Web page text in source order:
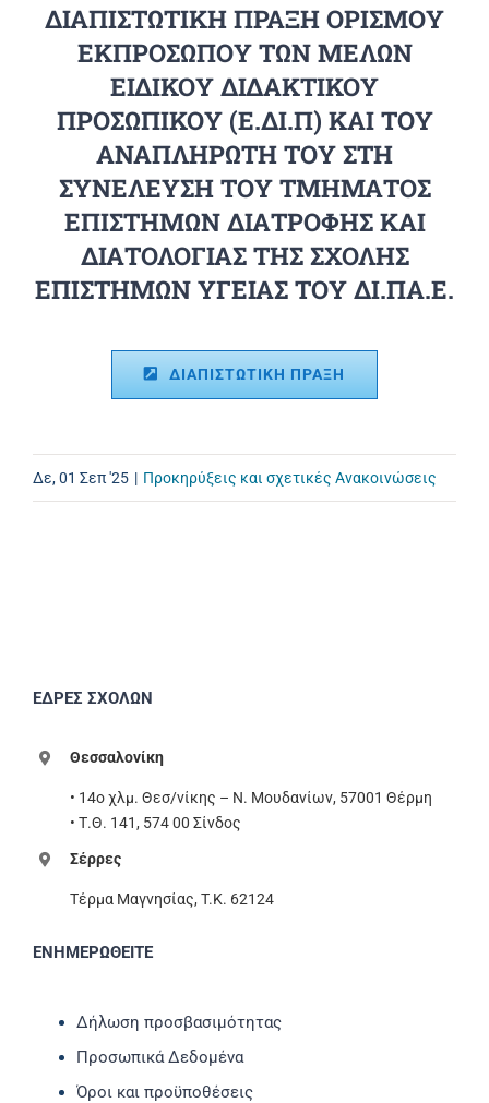
ΔΙΑΠΙΣΤΩΤΙΚΗ ΠΡΑΞΗ ΟΡΙΣΜΟΥ
ΕΚΠΡΟΣΩΠΟΥ ΤΩΝ ΜΕΛΩΝ
ΕΙΔΙΚΟΥ ΔΙΔΑΚΤΙΚΟΥ
ΠΡΟΣΩΠΙΚΟΥ (Ε.ΔΙ.Π) ΚΑΙ ΤΟΥ
ΑΝΑΠΛΗΡΩΤΗ ΤΟΥ ΣΤΗ
ΣΥΝΕΛΕΥΣΗ ΤΟΥ ΤΜΗΜΑΤΟΣ
ΕΠΙΣΤΗΜΩΝ ΔΙΑΤΡΟΦΗΣ ΚΑΙ
ΔΙΑΤΟΛΟΓΙΑΣ ΤΗΣ ΣΧΟΛΗΣ
ΕΠΙΣΤΗΜΩΝ ΥΓΕΙΑΣ ΤΟΥ ΔΙ.ΠΑ.Ε.
ΔΙΑΠΙΣΤΩΤΙΚΗ ΠΡΑΞΗ
Δε, 01 Σεπ '25 | Προκηρύξεις και σχετικές Ανακοινώσεις
ΕΔΡΕΣ ΣΧΟΛΩΝ
Θεσσαλονίκη
• 14ο χλμ. Θεσ/νίκης – Ν. Μουδανίων, 57001 Θέρμη
• Τ.Θ. 141, 574 00 Σίνδος
Σέρρες
Τέρμα Μαγνησίας, T.K. 62124
ΕΝΗΜΕΡΩΘΕΙΤΕ
Δήλωση προσβασιμότητας
Προσωπικά Δεδομένα
Όροι και προϋποθέσεις